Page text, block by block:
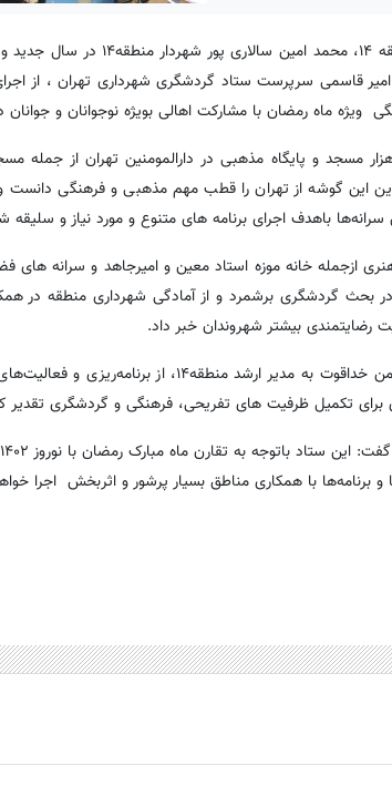
به گزارش شهر به نقل از روابط
قاسمی سرپرست ستاد گردشگری شهرداری تهران ، از
ماه رمضان با مشارکت اهالی بویژه نوجوانان و جوانان
این گوشه از تهران را قطب مهم مذهبی و فرهنگی دانست
باهدف اجرای برنامه های متنوع و مورد نیاز و سلیقه
ازجمله خانه موزه استاد معین و امیرجاهد و سرانه
سهند و سلیمانیه را از نقاط قوت منطقه۱۴ در بحث گردشگری برشمرد و از آمادگی
رضایتمندی بیشتر شهروندان خبر داد.
سرپرست ستاد گردشگری استان تهران ضمن خداقوت به
تکمیل ظرفیت های تفریحی، فرهنگی و گردشگری تقدیر
برنامه‌ها با همکاری مناطق بسیار پرشور و اثربخش اجرا